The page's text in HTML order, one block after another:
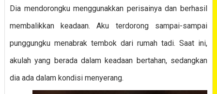
Dia mendorongku menggunakkan perisainya dan berhasil
membalikkan keadaan. Aku terdorong sampai-sampai
punggungku menabrak tembok dari rumah tadi. Saat ini,
akulah yang berada dalam keadaan bertahan, sedangkan
dia ada dalam kondisi menyerang.